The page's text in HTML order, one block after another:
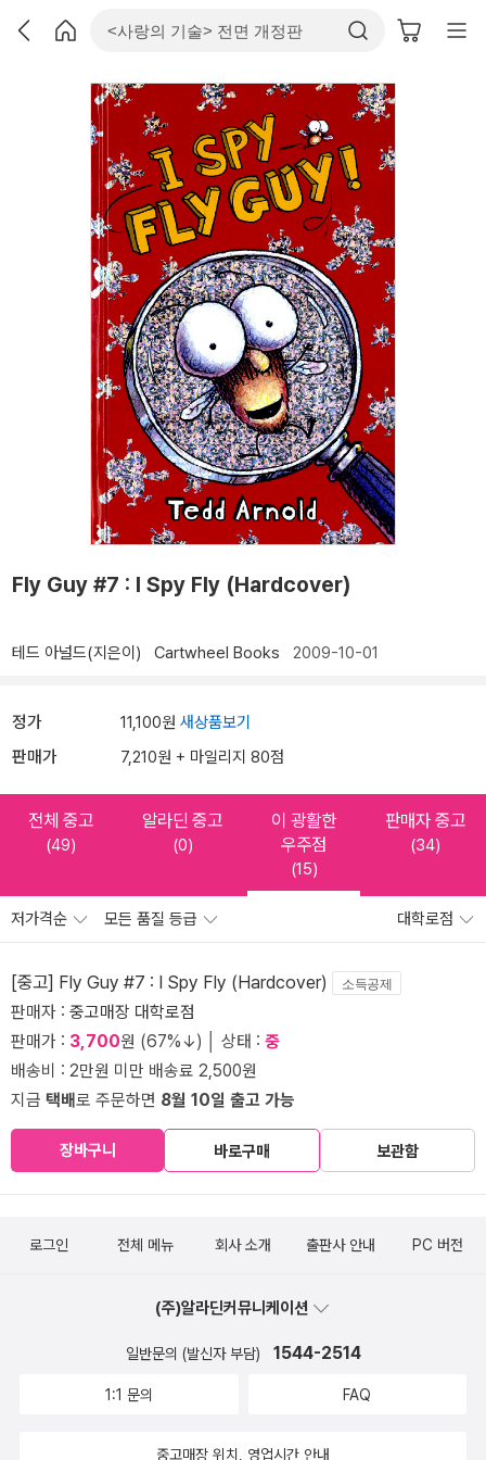
Fly Guy #7 : I Spy Fly (Hardcover)
테드 아널드(지은이) Cartwheel Books 2009-10-01
정가 11,100원 새상품보기
판매가 7,210원 + 마일리지 80점
전체 중고
(49)
알라딘 중고
(0)
이 광활한
우주점
(15)
판매자 중고
(34)
저가격순 모든 품질 등급 대학로점
[중고] Fly Guy #7 : I Spy Fly (Hardcover) 소득공제
판매자 : 중고매장 대학로점
판매가 : 3,700원 (67%↓) │ 상태 : 중
배송비 : 2만원 미만 배송료 2,500원
지금 택배로 주문하면 8월 10일 출고 가능
장바구니 바로구매 보관함
로그인 전체 메뉴 회사 소개 출판사 안내 PC 버전
(주)알라딘커뮤니케이션
일반문의 (발신자 부담) 1544-2514
1:1 문의 FAQ
중고매장 위치, 영업시간 안내